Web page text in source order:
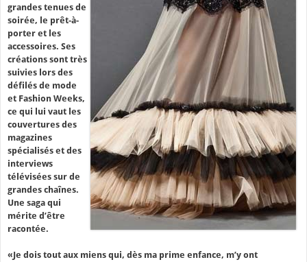
grandes tenues de
soirée, le prêt-à-
porter et les
accessoires. Ses
créations sont très
suivies lors des
défilés de mode
et Fashion Weeks,
ce qui lui vaut les
couvertures des
magazines
spécialisés et des
interviews
télévisées sur de
grandes chaînes.
Une saga qui
mérite d’être
racontée.
«Je dois tout aux miens qui, dès ma prime enfance, m’y ont